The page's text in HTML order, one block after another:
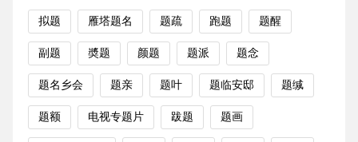
拟题 雁塔题名 题疏 跑题 题醒
副题 奬题 颜题 题派 题念
题名乡会 题亲 题叶 题临安邸 题缄
题额 电视专题片 跋题 题画